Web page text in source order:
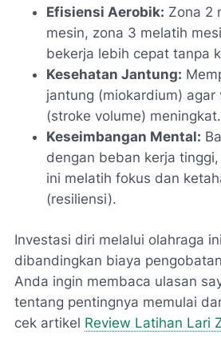
Efisiensi Aerobik: Zona 2
mesin, zona 3 melatih
bekerja lebih cepat tanpa
Kesehatan Jantung:
jantung (miokardium) agar
(stroke volume) meningkat.
Keseimbangan Mental:
dengan beban kerja
ini melatih fokus dan
(resiliensi).
Investasi diri melalui olahraga
dibandingkan biaya
Anda ingin membaca ulasan
tentang pentingnya memulai
cek artikel Review Latihan Lari